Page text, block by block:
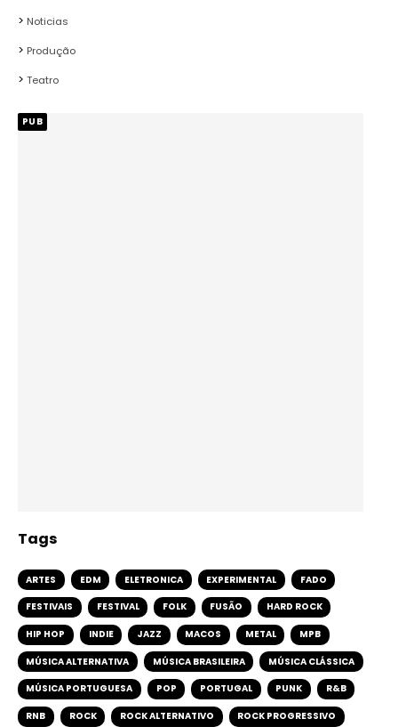
Noticias
Produção
Teatro
PUB
Tags
ARTES EDM ELETRONICA EXPERIMENTAL FADO
FESTIVAIS FESTIVAL FOLK FUSÃO HARD ROCK
HIP HOP INDIE JAZZ MACOS METAL MPB
MÚSICA ALTERNATIVA MÚSICA BRASILEIRA MÚSICA CLÁSSICA
MÚSICA PORTUGUESA POP PORTUGAL PUNK R&B
RNB ROCK ROCK ALTERNATIVO ROCK PROGRESSIVO